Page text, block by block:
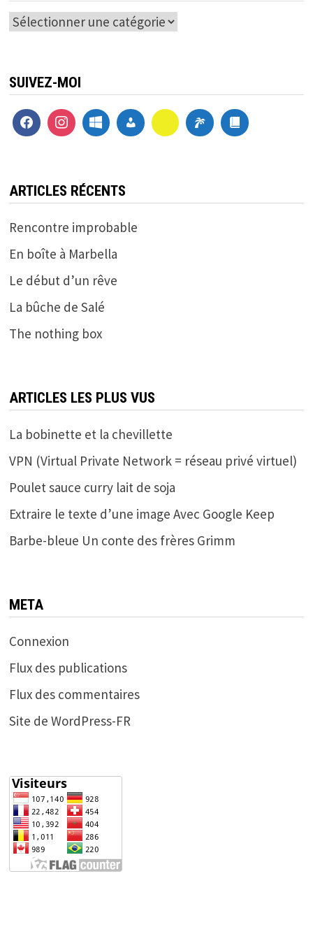
Catégories
SUIVEZ-MOI
ARTICLES RÉCENTS
Rencontre improbable
En boîte à Marbella
Le début d’un rêve
La bûche de Salé
The nothing box
ARTICLES LES PLUS VUS
La bobinette et la chevillette
VPN (Virtual Private Network = réseau privé virtuel)
Poulet sauce curry lait de soja
Extraire le texte d’une image Avec Google Keep
Barbe-bleue Un conte des frères Grimm
META
Connexion
Flux des publications
Flux des commentaires
Site de WordPress-FR